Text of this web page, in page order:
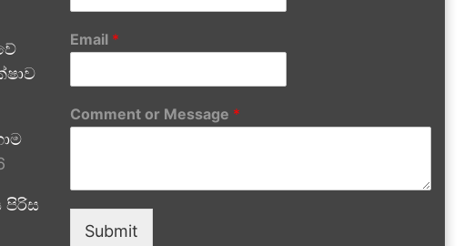
පිරිස
Email *
Comment or Message *
Submit